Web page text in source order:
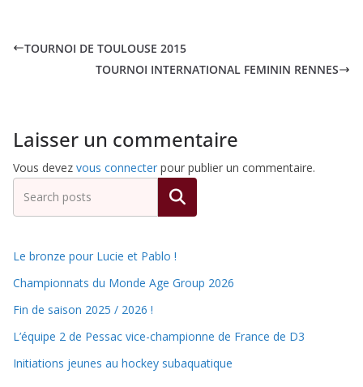
TOURNOI DE TOULOUSE 2015
TOURNOI INTERNATIONAL FEMININ RENNES
Laisser un commentaire
Vous devez vous connecter pour publier un commentaire.
Rechercher
Le bronze pour Lucie et Pablo !
Championnats du Monde Age Group 2026
Fin de saison 2025 / 2026 !
L’équipe 2 de Pessac vice-championne de France de D3
Initiations jeunes au hockey subaquatique